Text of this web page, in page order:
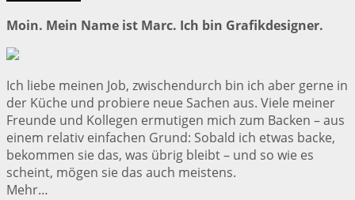
Moin. Mein Name ist Marc. Ich bin Grafikdesigner.
Ich liebe meinen Job, zwischendurch bin ich aber gerne in
der Küche und probiere neue Sachen aus. Viele meiner
Freunde und Kollegen ermutigen mich zum Backen – aus
einem relativ einfachen Grund: Sobald ich etwas backe,
bekommen sie das, was übrig bleibt – und so wie es
scheint, mögen sie das auch meistens.
Mehr…